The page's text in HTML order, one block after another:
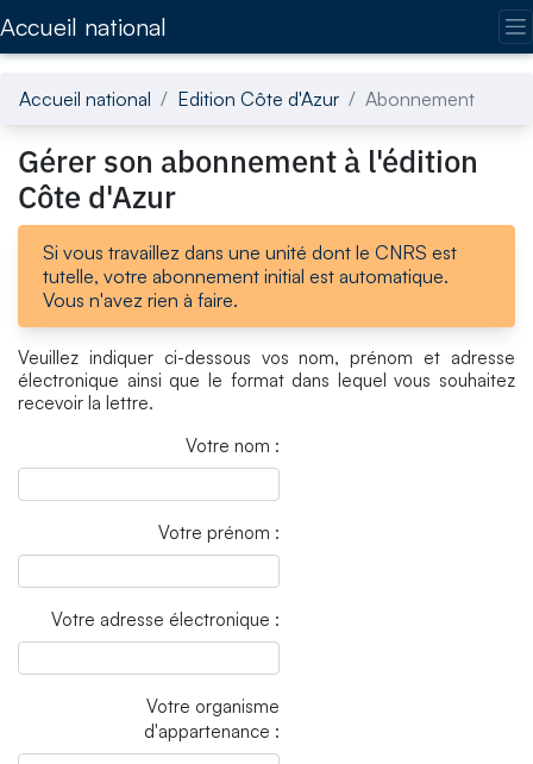
Accueil national
Accueil national Edition Côte d'Azur Abonnement
Gérer son abonnement à l'édition
Côte d'Azur
Si vous travaillez dans une unité dont le CNRS est
tutelle, votre abonnement initial est automatique.
Vous n'avez rien à faire.
Veuillez indiquer ci-dessous vos nom, prénom et adresse
électronique ainsi que le format dans lequel vous souhaitez
recevoir la lettre.
Votre nom :
Votre prénom :
Votre adresse électronique :
Votre organisme
d'appartenance :